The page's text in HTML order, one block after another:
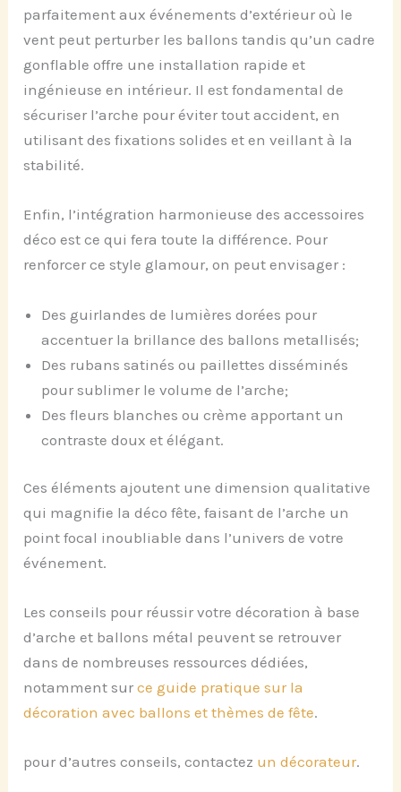
parfaitement aux événements d’extérieur où le
vent peut perturber les ballons tandis qu’un cadre
gonflable offre une installation rapide et
ingénieuse en intérieur. Il est fondamental de
sécuriser l’arche pour éviter tout accident, en
utilisant des fixations solides et en veillant à la
stabilité.
Enfin, l’intégration harmonieuse des accessoires
déco est ce qui fera toute la différence. Pour
renforcer ce style glamour, on peut envisager :
Des guirlandes de lumières dorées pour
accentuer la brillance des ballons metallisés;
Des rubans satinés ou paillettes disséminés
pour sublimer le volume de l’arche;
Des fleurs blanches ou crème apportant un
contraste doux et élégant.
Ces éléments ajoutent une dimension qualitative
qui magnifie la déco fête, faisant de l’arche un
point focal inoubliable dans l’univers de votre
événement.
Les conseils pour réussir votre décoration à base
d’arche et ballons métal peuvent se retrouver
dans de nombreuses ressources dédiées,
notamment surce guide pratique sur la
décoration avec ballons et thèmes de fête.
pour d’autres conseils, contactez un décorateur.